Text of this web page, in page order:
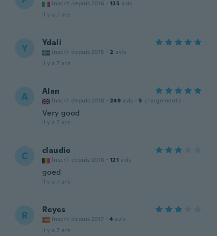
Inscrit depuis 2016 · 125 avis
il y a 7 ans
Y Ydali
Inscrit depuis 2015 · 2 avis
il y a 7 ans
A Alan
Inscrit depuis 2018 · 249 avis · 5 chargements
Very good
il y a 7 ans
C claudio
Inscrit depuis 2018 · 121 avis
goed
il y a 7 ans
R Reyes
Inscrit depuis 2017 · 4 avis
il y a 7 ans